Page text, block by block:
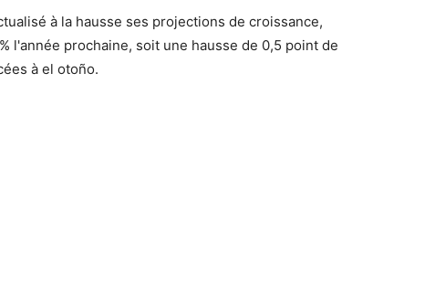
à la hausse ses projections de croissance,
l'année prochaine, soit une hausse de 0,5 point de
à el otoño.